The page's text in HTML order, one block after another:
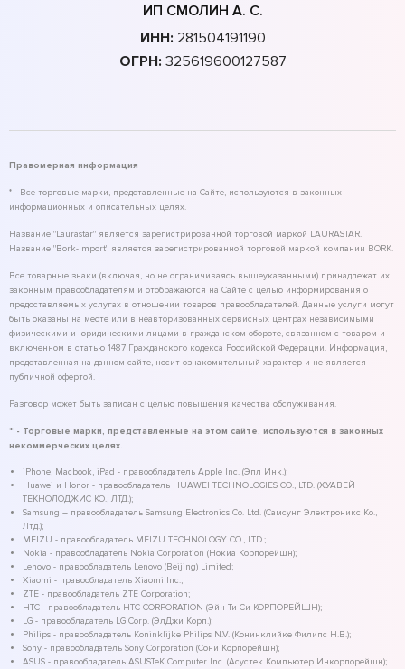
ИП СМОЛИН А. С.
ИНН: 281504191190
ОГРН: 325619600127587
Правомерная информация
* - Все торговые марки, представленные на Сайте, используются в законных
информационных и описательных целях.
Название "Laurastar" является зарегистрированной торговой маркой LAURASTAR.
Название "Bork-Import" является зарегистрированной торговой маркой компании BORK.
Все товарные знаки (включая, но не ограничиваясь вышеуказанными) принадлежат их
законным правообладателям и отображаются на Сайте с целью информирования о
предоставляемых услугах в отношении товаров правообладателей. Данные услуги могут
быть оказаны на месте или в неавторизованных сервисных центрах независимыми
физическими и юридическими лицами в гражданском обороте, связанном с товаром и
включенном в статью 1487 Гражданского кодекса Российской Федерации. Информация,
представленная на данном сайте, носит ознакомительный характер и не является
публичной офертой.
Разговор может быть записан с целью повышения качества обслуживания.
* - Торговые марки, представленные на этом сайте, используются в законных
некоммерческих целях.
iPhone, Macbook, iPad - правообладатель Apple Inc. (Эпл Инк.);
Huawei и Honor - правообладатель HUAWEI TECHNOLOGIES CO., LTD. (ХУАВЕЙ
ТЕКНОЛОДЖИС КО., ЛТД.);
Samsung – правообладатель Samsung Electronics Co. Ltd. (Самсунг Электроникс Ко.,
Лтд.);
MEIZU - правообладатель MEIZU TECHNOLOGY CO., LTD.;
Nokia - правообладатель Nokia Corporation (Нокиа Корпорейшн);
Lenovo - правообладатель Lenovo (Beijing) Limited;
Xiaomi - правообладатель Xiaomi Inc.;
ZTE - правообладатель ZTE Corporation;
HTC - правообладатель HTC CORPORATION (Эйч-Ти-Си КОРПОРЕЙШН);
LG - правообладатель LG Corp. (ЭлДжи Корп.);
Philips - правообладатель Koninklijke Philips N.V. (Конинклийке Филипс Н.В.);
Sony - правообладатель Sony Corporation (Сони Корпорейшн);
ASUS - правообладатель ASUSTeK Computer Inc. (Асустек Компьютер Инкорпорейшн);